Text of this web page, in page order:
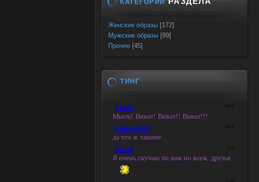
КАТЕГОРИИ
Женские образы [172]
Мужские образы [89]
Прочее [45]
ТИНГ